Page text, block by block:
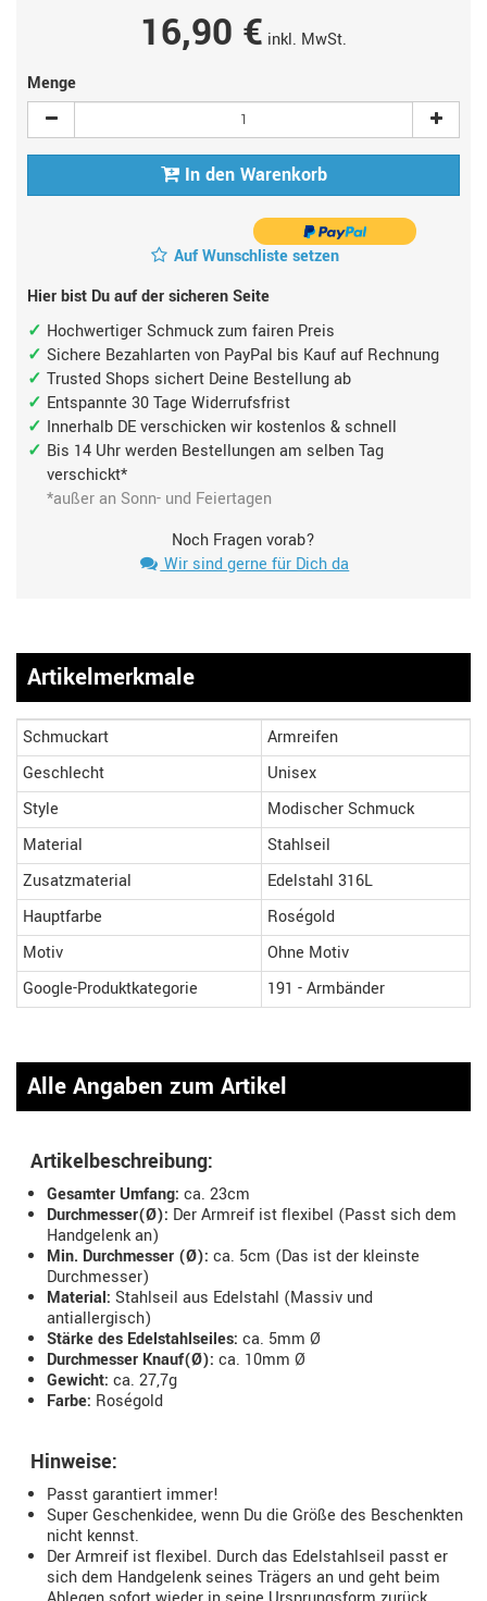
16,90 € inkl. MwSt.
Menge
In den Warenkorb
Auf Wunschliste setzen
Hier bist Du auf der sicheren Seite
Hochwertiger Schmuck zum fairen Preis
Sichere Bezahlarten von PayPal bis Kauf auf Rechnung
Trusted Shops sichert Deine Bestellung ab
Entspannte 30 Tage Widerrufsfrist
Innerhalb DE verschicken wir kostenlos & schnell
Bis 14 Uhr werden Bestellungen am selben Tag
verschickt*
*außer an Sonn- und Feiertagen
Noch Fragen vorab?
Wir sind gerne für Dich da
Artikelmerkmale
Schmuckart
Armreifen
Geschlecht
Unisex
Style
Modischer Schmuck
Material
Stahlseil
Zusatzmaterial
Edelstahl 316L
Hauptfarbe
Roségold
Motiv
Ohne Motiv
Google-Produktkategorie
191 - Armbänder
Alle Angaben zum Artikel
Artikelbeschreibung:
Gesamter Umfang: ca. 23cm
Durchmesser(Ø): Der Armreif ist flexibel (Passt sich dem
Handgelenk an)
Min. Durchmesser (Ø): ca. 5cm (Das ist der kleinste
Durchmesser)
Material: Stahlseil aus Edelstahl (Massiv und
antiallergisch)
Stärke des Edelstahlseiles: ca. 5mm Ø
Durchmesser Knauf(Ø): ca. 10mm Ø
Gewicht: ca. 27,7g
Farbe: Roségold
Hinweise:
Passt garantiert immer!
Super Geschenkidee, wenn Du die Größe des Beschenkten
nicht kennst.
Der Armreif ist flexibel. Durch das Edelstahlseil passt er
sich dem Handgelenk seines Trägers an und geht beim